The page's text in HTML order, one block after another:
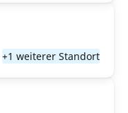
+1 weiterer Standort